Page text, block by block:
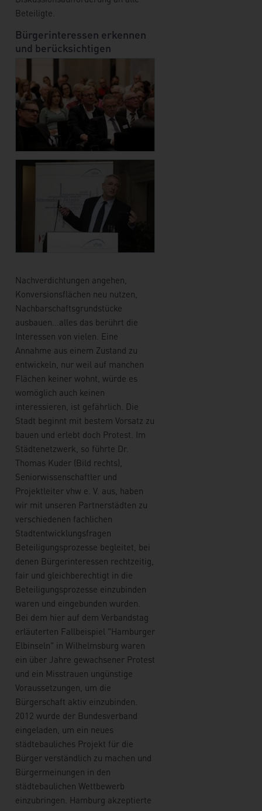
Beteiligte.
Bürgerinteressen erkennen
und berücksichtigen
Nachverdichtungen angehen,
Konversionsflächen neu nutzen,
Nachbarschaftsgrundstücke
ausbauen...alles das berührt die
Interessen von vielen. Eine
Annahme aus einem Zustand zu
entwickeln, nur weil auf manchen
Flächen keiner wohnt, würde es
womöglich auch keinen
interessieren, ist gefährlich. Die
Stadt beginnt mit bestem Vorsatz zu
bauen und erlebt doch Protest. Im
Städtenetzwerk, so führte Dr.
Thomas Kuder (Bild rechts),
Seniorwissenschaftler und
Projektleiter vhw e. V. aus, haben
wir mit unseren Partnerstädten zu
verschiedenen fachlichen
Stadtentwicklungsfragen
Beteiligungsprozesse begleitet, bei
denen Bürgerinteressen rechtzeitig,
fair und gleichberechtigt in die
Beteiligungsprozesse einzubinden
waren und eingebunden wurden.
Bei dem hier auf dem Verbandstag
erläuterten Fallbeispiel "Hamburger
Elbinseln" in Wilhelmsburg waren
ein über Jahre gewachsener Protest
und ein Misstrauen ungünstige
Voraussetzungen, um die
Bürgerschaft aktiv einzubinden.
2012 wurde der Bundesverband
eingeladen, um ein neues
städtebauliches Projekt für die
Bürger verständlich zu machen und
Bürgermeinungen in den
städtebaulichen Wettbewerb
einzubringen. Hamburg akzeptierte